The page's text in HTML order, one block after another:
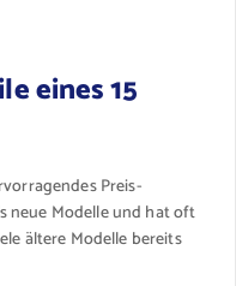
eines 15
Preis-
neue Modelle und hat oft
ältere Modelle bereits